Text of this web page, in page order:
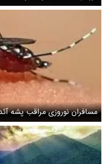
مسافران نوروزی مراقب پشه